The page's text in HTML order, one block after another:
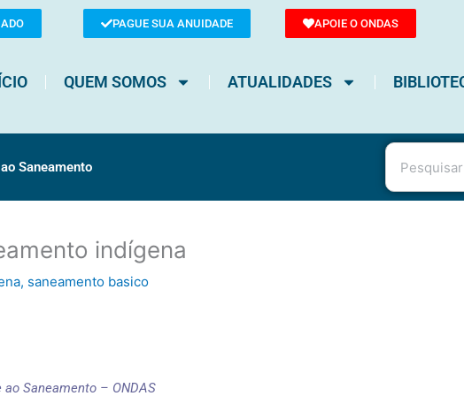
PAGUE SUA ANUIDADE APOIE O ONDAS
QUEM SOMOS ATUALIDADES
Saneamento
Pesquisar
indígena
, saneamento basico
Saneamento – ONDAS